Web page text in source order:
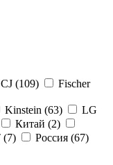
CJ (109)
Fischer
Kinstein (63)
LG
Китай (2)
(7) Россия (67)